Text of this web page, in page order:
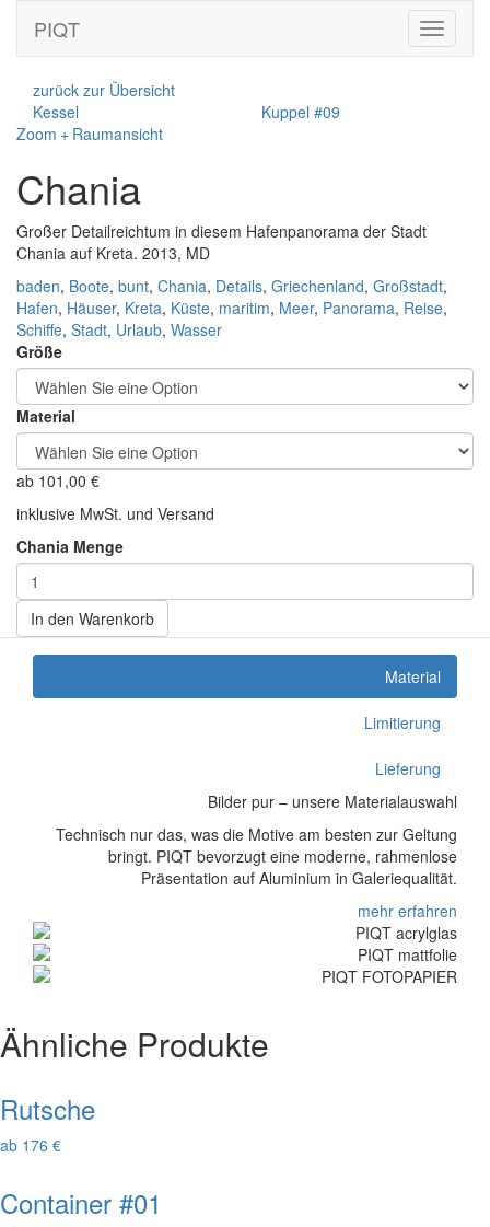
Toggle
PIQT
zurück zur Übersicht
Kessel
Kuppel #09
Zoom + Raumansicht
Chania
Großer Detailreichtum in diesem Hafenpanorama der Stadt
Chania auf Kreta. 2013, MD
baden, Boote, bunt, Chania, Details, Griechenland, Großstadt,
Hafen, Häuser, Kreta, Küste, maritim, Meer, Panorama, Reise,
Schiffe, Stadt, Urlaub, Wasser
Größe
Material
ab 101,00 €
inklusive MwSt. und Versand
Chania Menge
In den Warenkorb
Material
Limitierung
Lieferung
Bilder pur – unsere Materialauswahl
Technisch nur das, was die Motive am besten zur Geltung
bringt. PIQT bevorzugt eine moderne, rahmenlose
Präsentation auf Aluminium in Galeriequalität.
mehr erfahren
Ähnliche Produkte
Rutsche
ab 176 €
Container #01